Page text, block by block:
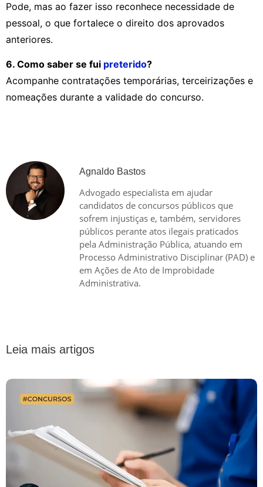
Pode, mas ao fazer isso reconhece necessidade de
pessoal, o que fortalece o direito dos aprovados
anteriores.
6. Como saber se fui preterido?
Acompanhe contratações temporárias, terceirizações e
nomeações durante a validade do concurso.
Agnaldo Bastos
Advogado especialista em ajudar
candidatos de concursos públicos que
sofrem injustiças e, também, servidores
públicos perante atos ilegais praticados
pela Administração Pública, atuando em
Processo Administrativo Disciplinar (PAD) e
em Ações de Ato de Improbidade
Administrativa.
Leia mais artigos